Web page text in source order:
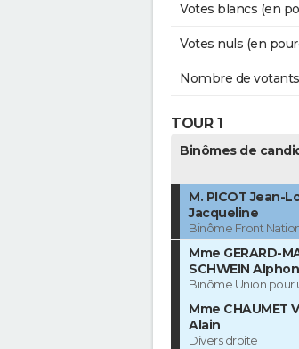
Votes blancs (en
Votes nuls (en
Nombre de votants
TOUR 1
Binômes de
M. PICOT Jean-
Jacqueline
Binôme Front
Mme GERARD-
SCHWEIN
Binôme Union pour
Mme CHAUMET
Alain
Divers droite